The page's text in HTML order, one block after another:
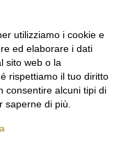
s.r.l. Via E. Conti, n. 7
Licenza n. 32657 del
utilizziamo i cookie e
ed elaborare i dati
sito web o la
rispettiamo il tuo diritto
consentire alcuni tipi di
saperne di più.